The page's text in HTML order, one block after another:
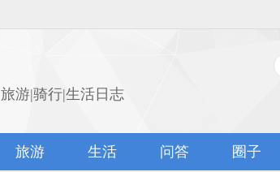
旅游|骑行|生活日志
旅游 生活 问答 圈子